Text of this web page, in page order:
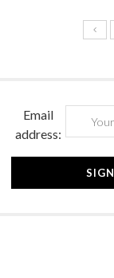
Email
address: